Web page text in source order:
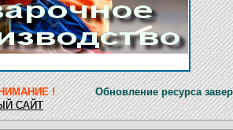
!Обновление ресурса завершено! Для
САЙТ